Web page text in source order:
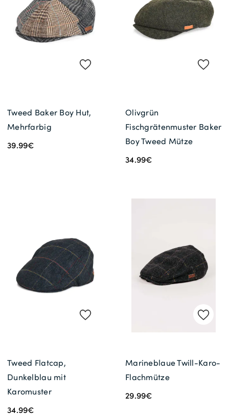
Gratisversand *
Tweed Baker Boy Hut,
Mehrfarbig
39.99€
Olivgrün
Fischgrätenmuster Baker
Boy Tweed Mütze
34.99€
Tweed Flatcap,
Dunkelblau mit
Karomuster
34.99€
Marineblaue Twill-Karo-
Flachmütze
29.99€